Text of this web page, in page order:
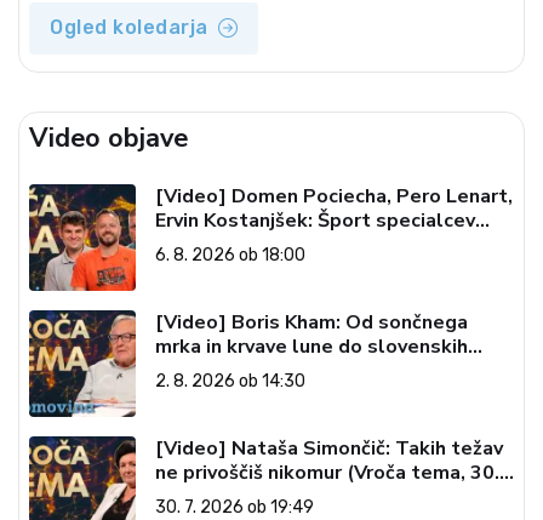
Ogled koledarja
Video objave
[Video] Domen Pociecha, Pero Lenart,
Ervin Kostanjšek: Šport specialcev
(Vroča tema, 6. 8. 2026)
6. 8. 2026 ob 18:00
[Video] Boris Kham: Od sončnega
mrka in krvave lune do slovenskih
pečatov v vesolju (Vroča tema, 2. 8.
2026)
2. 8. 2026 ob 14:30
[Video] Nataša Simončič: Takih težav
ne privoščiš nikomur (Vroča tema, 30.
7. 2026)
30. 7. 2026 ob 19:49